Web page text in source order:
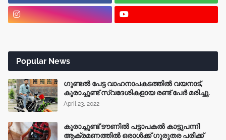
Popular News
ഗുണ്ടൽ പേട്ട വാഹനാപകടത്തിൽ വയനാട്,
കൂരാച്ചുണ്ട് സ്വദേശികളായ രണ്ട് പേർ മരിച്ചു.
April 23, 2022
കൂരാച്ചുണ്ട് ടൗണിൽ പട്ടാപകൽ കാട്ടുപന്നി
ആക്രമണത്തിൽ ഒരാൾക്ക് ഗുരുതര പരിക്ക്